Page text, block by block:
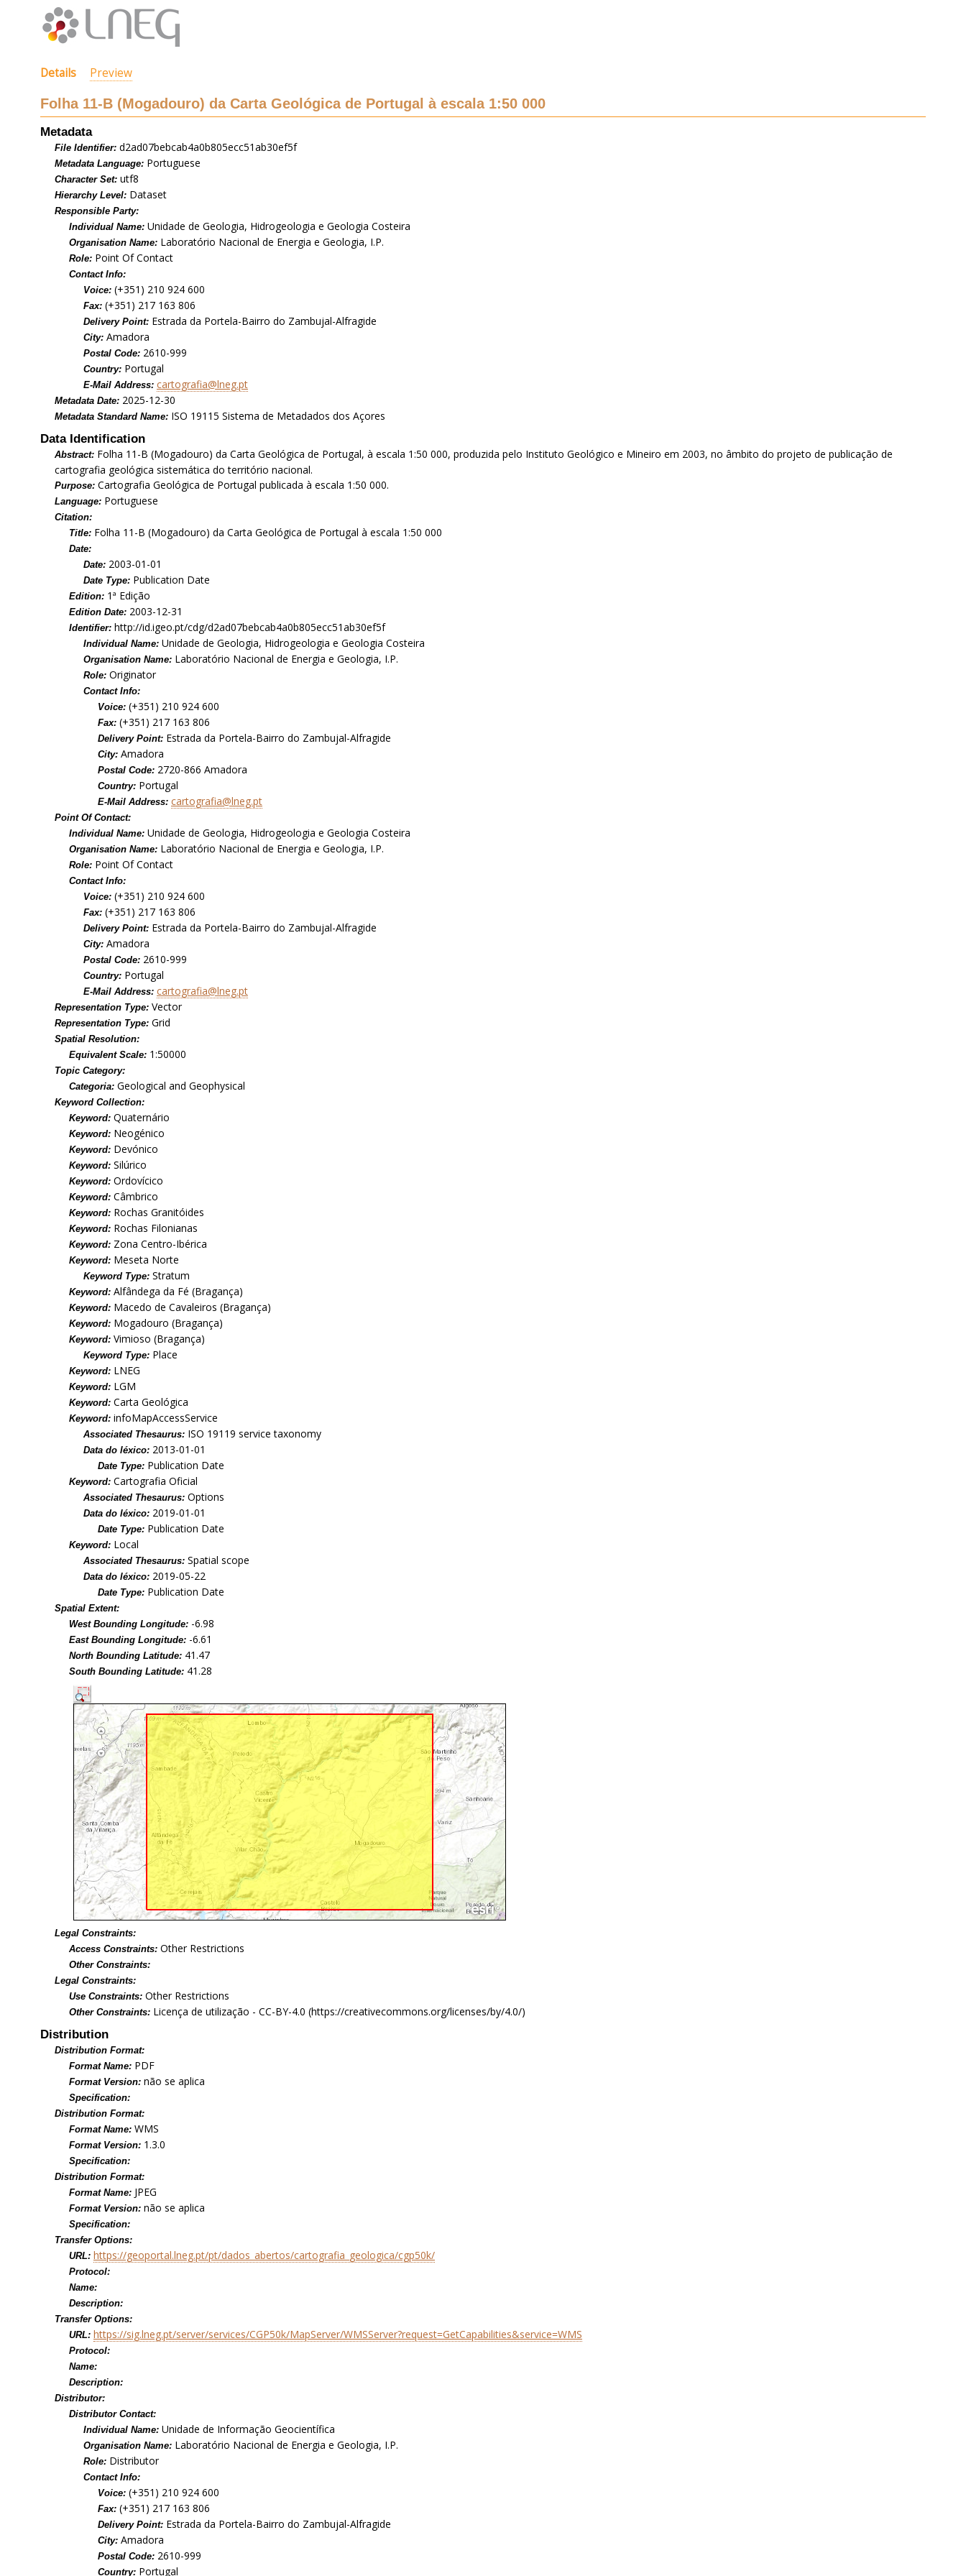
Details Preview
Folha 11-B (Mogadouro) da Carta Geológica de Portugal à escala 1:50 000
Metadata
File Identifier: d2ad07bebcab4a0b805ecc51ab30ef5f
Metadata Language: Portuguese
Character Set: utf8
Hierarchy Level: Dataset
Responsible Party:
Individual Name: Unidade de Geologia, Hidrogeologia e Geologia Costeira
Organisation Name: Laboratório Nacional de Energia e Geologia, I.P.
Role: Point Of Contact
Contact Info:
Voice: (+351) 210 924 600
Fax: (+351) 217 163 806
Delivery Point: Estrada da Portela-Bairro do Zambujal-Alfragide
City: Amadora
Postal Code: 2610-999
Country: Portugal
E-Mail Address: cartografia@lneg.pt
Metadata Date: 2025-12-30
Metadata Standard Name: ISO 19115 Sistema de Metadados dos Açores
Data Identification
Abstract: Folha 11-B (Mogadouro) da Carta Geológica de Portugal, à escala 1:50 000, produzida pelo Instituto Geológico e Mineiro em 2003, no âmbito do projeto de publicação de
cartografia geológica sistemática do território nacional.
Purpose: Cartografia Geológica de Portugal publicada à escala 1:50 000.
Language: Portuguese
Citation:
Title: Folha 11-B (Mogadouro) da Carta Geológica de Portugal à escala 1:50 000
Date:
Date: 2003-01-01
Date Type: Publication Date
Edition: 1ª Edição
Edition Date: 2003-12-31
Identifier: http://id.igeo.pt/cdg/d2ad07bebcab4a0b805ecc51ab30ef5f
Individual Name: Unidade de Geologia, Hidrogeologia e Geologia Costeira
Organisation Name: Laboratório Nacional de Energia e Geologia, I.P.
Role: Originator
Contact Info:
Voice: (+351) 210 924 600
Fax: (+351) 217 163 806
Delivery Point: Estrada da Portela-Bairro do Zambujal-Alfragide
City: Amadora
Postal Code: 2720-866 Amadora
Country: Portugal
E-Mail Address: cartografia@lneg.pt
Point Of Contact:
Individual Name: Unidade de Geologia, Hidrogeologia e Geologia Costeira
Organisation Name: Laboratório Nacional de Energia e Geologia, I.P.
Role: Point Of Contact
Contact Info:
Voice: (+351) 210 924 600
Fax: (+351) 217 163 806
Delivery Point: Estrada da Portela-Bairro do Zambujal-Alfragide
City: Amadora
Postal Code: 2610-999
Country: Portugal
E-Mail Address: cartografia@lneg.pt
Representation Type: Vector
Representation Type: Grid
Spatial Resolution:
Equivalent Scale: 1:50000
Topic Category:
Categoria: Geological and Geophysical
Keyword Collection:
Keyword: Quaternário
Keyword: Neogénico
Keyword: Devónico
Keyword: Silúrico
Keyword: Ordovícico
Keyword: Câmbrico
Keyword: Rochas Granitóides
Keyword: Rochas Filonianas
Keyword: Zona Centro-Ibérica
Keyword: Meseta Norte
Keyword Type: Stratum
Keyword: Alfândega da Fé (Bragança)
Keyword: Macedo de Cavaleiros (Bragança)
Keyword: Mogadouro (Bragança)
Keyword: Vimioso (Bragança)
Keyword Type: Place
Keyword: LNEG
Keyword: LGM
Keyword: Carta Geológica
Keyword: infoMapAccessService
Associated Thesaurus: ISO 19119 service taxonomy
Data do léxico: 2013-01-01
Date Type: Publication Date
Keyword: Cartografia Oficial
Associated Thesaurus: Options
Data do léxico: 2019-01-01
Date Type: Publication Date
Keyword: Local
Associated Thesaurus: Spatial scope
Data do léxico: 2019-05-22
Date Type: Publication Date
Spatial Extent:
West Bounding Longitude: -6.98
East Bounding Longitude: -6.61
North Bounding Latitude: 41.47
South Bounding Latitude: 41.28
Legal Constraints:
Access Constraints: Other Restrictions
Other Constraints:
Legal Constraints:
Use Constraints: Other Restrictions
Other Constraints: Licença de utilização - CC-BY-4.0 (https://creativecommons.org/licenses/by/4.0/)
Distribution
Distribution Format:
Format Name: PDF
Format Version: não se aplica
Specification:
Distribution Format:
Format Name: WMS
Format Version: 1.3.0
Specification:
Distribution Format:
Format Name: JPEG
Format Version: não se aplica
Specification:
Transfer Options:
URL: https://geoportal.lneg.pt/pt/dados_abertos/cartografia_geologica/cgp50k/
Protocol:
Name:
Description:
Transfer Options:
URL: https://sig.lneg.pt/server/services/CGP50k/MapServer/WMSServer?request=GetCapabilities&service=WMS
Protocol:
Name:
Description:
Distributor:
Distributor Contact:
Individual Name: Unidade de Informação Geocientífica
Organisation Name: Laboratório Nacional de Energia e Geologia, I.P.
Role: Distributor
Contact Info:
Voice: (+351) 210 924 600
Fax: (+351) 217 163 806
Delivery Point: Estrada da Portela-Bairro do Zambujal-Alfragide
City: Amadora
Postal Code: 2610-999
Country: Portugal